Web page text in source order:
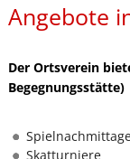
Angebote
Der Ortsverein
Begegnungsstätte)
Skatturniere